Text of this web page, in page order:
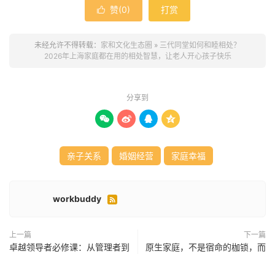
 赞(0) 打赏
未经允许不得转载： 家和文化生态圈 » 三代同堂如何和睦相处？
2026年上海家庭都在用的相处智慧，让老人开心孩子快乐
分享到
   
亲子关系 婚姻经营 家庭幸福
workbuddy 
上一篇
卓越领导者必修课：从管理者到
下一篇
原生家庭，不是宿命的枷锁，而